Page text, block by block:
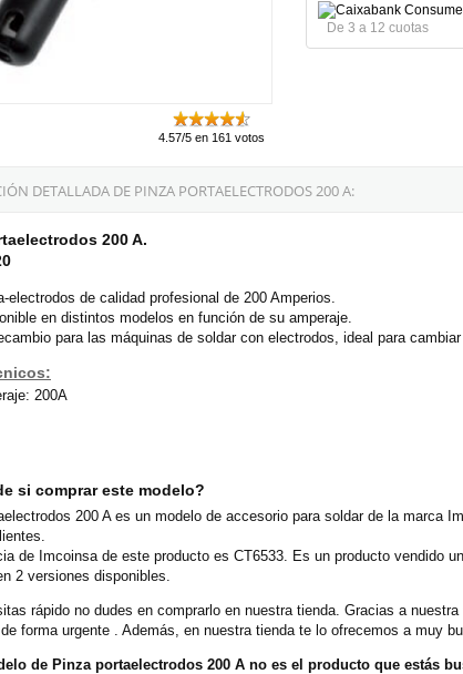
4.57/5 en 161 votos
De 3 a 12 cuotas
DETALLADA DE PINZA PORTAELECTRODOS 200 A:
200 A.
electrodos de calidad profesional de 200 Amperios.
en distintos modelos en función de su amperaje.
para las máquinas de soldar con electrodos, ideal para
200A
si comprar este modelo?
200 A es un modelo de accesorio para soldar de la marca
de Imcoinsa de este producto es CT6533. Es un producto vendido
2 versiones disponibles.
rápido no dudes en comprarlo en nuestra tienda. Gracias a
forma urgente . Además, en nuestra tienda te lo ofrecemos a muy
de Pinza portaelectrodos 200 A no es el producto que estás